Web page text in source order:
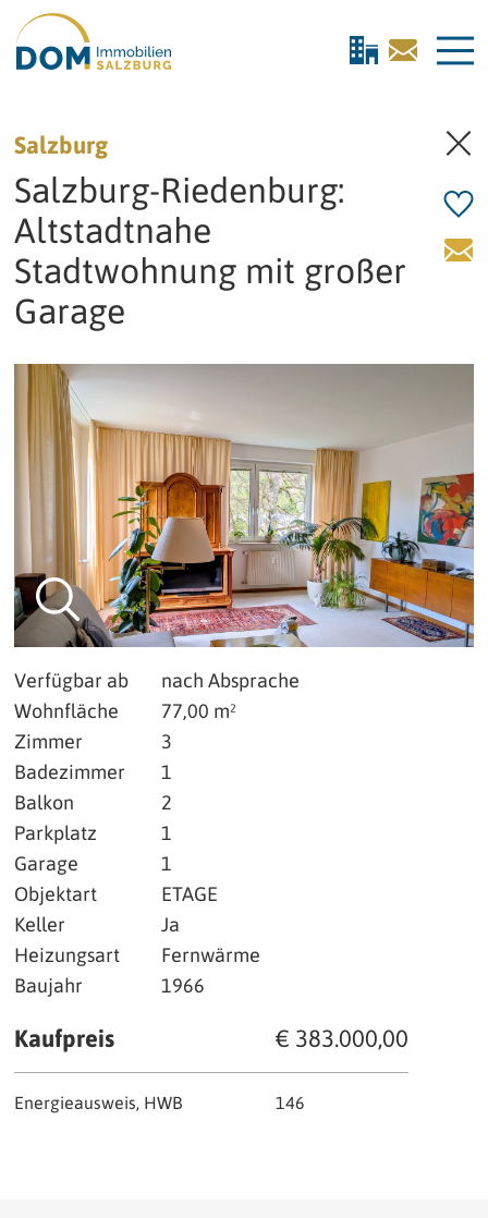
Salzburg
Salzburg-Riedenburg:
Altstadtnahe
Stadtwohnung mit großer
Garage
Verfügbar ab
nach Absprache
Wohnfläche
77,00 m²
Zimmer
3
Badezimmer
1
Balkon
2
Parkplatz
1
Garage
1
Objektart
ETAGE
Keller
Ja
Heizungsart
Fernwärme
Baujahr
1966
Kaufpreis € 383.000,00
Energieausweis, HWB 146